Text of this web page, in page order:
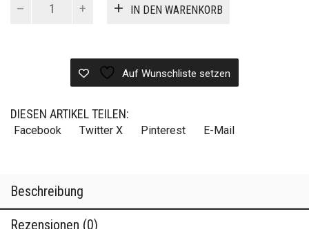
IN DEN WARENKORB
Auf Wunschliste setzen
DIESEN ARTIKEL TEILEN:
Facebook Twitter X Pinterest E-Mail
Beschreibung
Rezensionen (0)